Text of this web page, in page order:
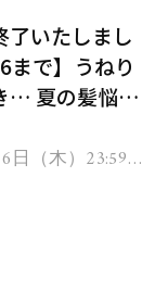
いたしまし
まで】うねり
… 夏の髪悩み
にプレゼン
日（木）23:59ま